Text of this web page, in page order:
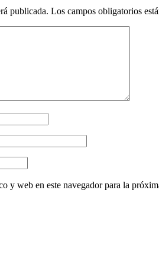
publicada. Los campos obligatorios
y web en este navegador para la